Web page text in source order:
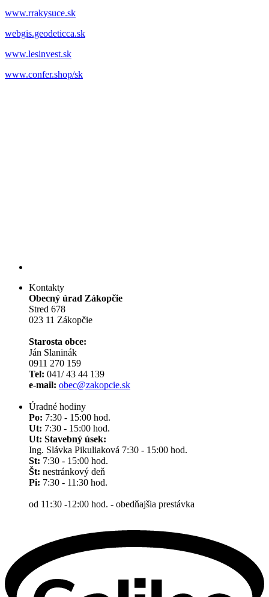
www.rrakysuce.sk
webgis.geodeticca.sk
www.lesinvest.sk
www.confer.shop/sk
Kontakty
Obecný úrad Zákopčie
Stred 678
023 11 Zákopčie
Starosta obce:
Ján Slaninák
0911 270 159
Tel: 041/ 43 44 139
e-mail: obec@zakopcie.sk
Úradné hodiny
Po: 7:30 - 15:00 hod.
Ut: 7:30 - 15:00 hod.
Ut: Stavebný úsek:
Ing. Slávka Pikuliaková 7:30 - 15:00 hod.
St: 7:30 - 15:00 hod.
Št: nestránkový deň
Pi: 7:30 - 11:30 hod.
od 11:30 -12:00 hod. - obedňajšia prestávka